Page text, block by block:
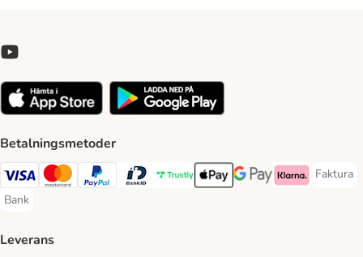
Betalningsmetoder
Visa Payment Method
Mastercard Payment Method
PayPal Payment Method
BankID Payment Method
Trustly Payment Method
Apple Pay Payment Method
Googple Pay Payment
Klarna Payment
Faktura
Faktura
Bank
Bank Payment Method
Leverans